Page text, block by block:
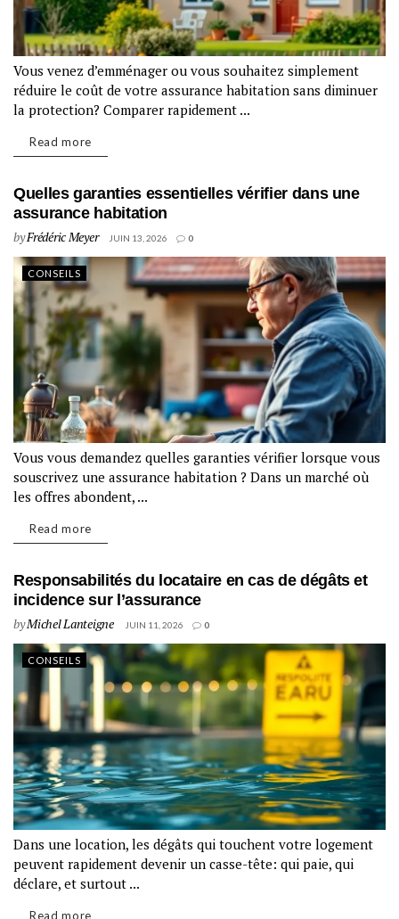
Vous venez d’emménager ou vous souhaitez simplement
réduire le coût de votre assurance habitation sans diminuer
la protection? Comparer rapidement ...
Read more
Quelles garanties essentielles vérifier dans une
assurance habitation
byFrédéric Meyer JUIN 13, 2026 0
CONSEILS
Vous vous demandez quelles garanties vérifier lorsque vous
souscrivez une assurance habitation ? Dans un marché où
les offres abondent, ...
Read more
Responsabilités du locataire en cas de dégâts et
incidence sur l’assurance
byMichel Lanteigne JUIN 11, 2026 0
CONSEILS
Dans une location, les dégâts qui touchent votre logement
peuvent rapidement devenir un casse-tête: qui paie, qui
déclare, et surtout ...
Read more